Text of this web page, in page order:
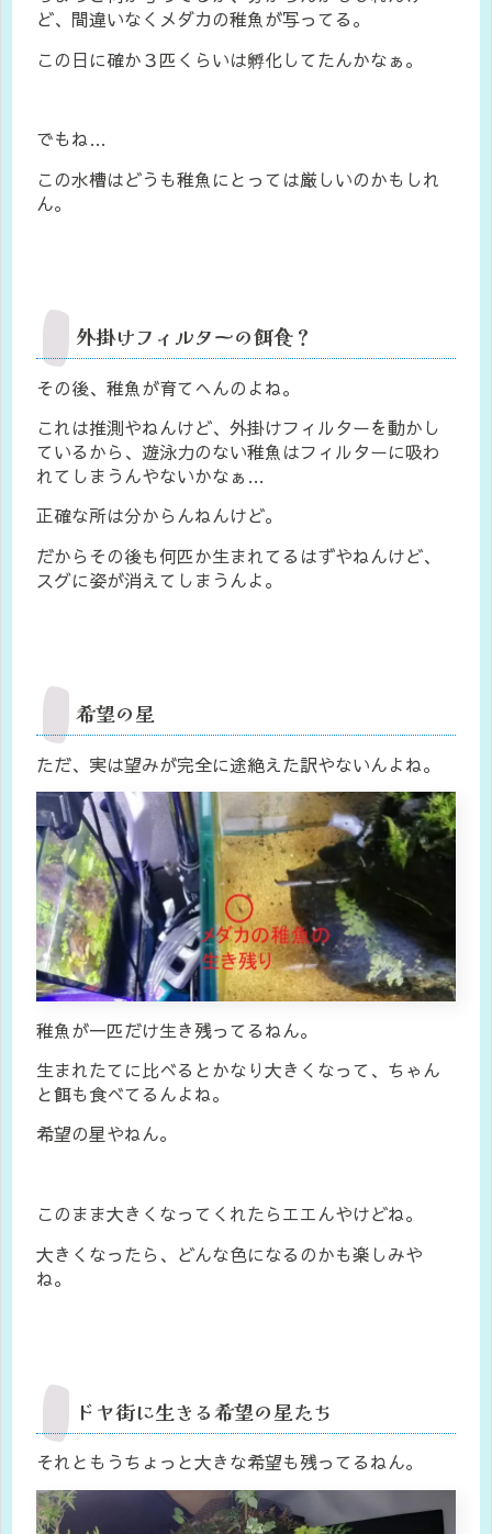
ど、間違いなくメダカの稚魚が写ってる。
この日に確か３匹くらいは孵化してたんかなぁ。
でもね…
この水槽はどうも稚魚にとっては厳しいのかもしれ
ん。
外掛けフィルターの餌食？
その後、稚魚が育てへんのよね。
これは推測やねんけど、外掛けフィルターを動かし
ているから、遊泳力のない稚魚はフィルターに吸わ
れてしまうんやないかなぁ…
正確な所は分からんねんけど。
だからその後も何匹か生まれてるはずやねんけど、
スグに姿が消えてしまうんよ。
希望の星
ただ、実は望みが完全に途絶えた訳やないんよね。
稚魚が一匹だけ生き残ってるねん。
生まれたてに比べるとかなり大きくなって、ちゃん
と餌も食べてるんよね。
希望の星やねん。
このまま大きくなってくれたらエエんやけどね。
大きくなったら、どんな色になるのかも楽しみや
ね。
ドヤ街に生きる希望の星たち
それともうちょっと大きな希望も残ってるねん。